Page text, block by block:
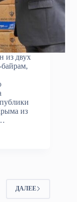
из двух
из
ДАЛЕЕ